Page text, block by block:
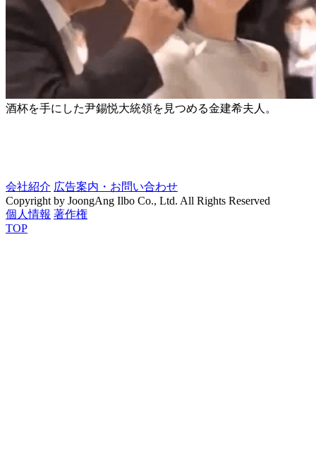
酒杯を手にした尹錫悦大統領を見つめる金建希夫人。
会社紹介 広告案内・お問い合わせ
Copyright by JoongAng Ilbo Co., Ltd. All Rights Reserved
個人情報 著作権
TOP